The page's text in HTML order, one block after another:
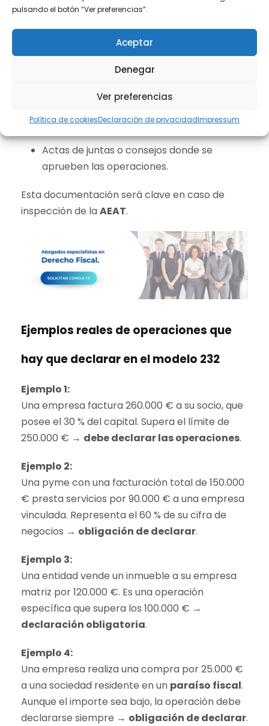
pulsando el botón “Ver preferencias”.
Aceptar
Denegar
Ver preferencias
Política de cookiesDeclaración de privacidadImpressum
documental:
Contratos y acuerdos firmados.
Informes de precios de transferencia.
Estudios de comparables y metodología
utilizada.
Actas de juntas o consejos donde se
aprueben las operaciones.
Esta documentación será clave en caso de
inspección de laAEAT.
Ejemplos reales de operaciones que
hay que declarar en el modelo 232
Ejemplo 1:
Una empresa factura 260.000 € a su socio, que
posee el 30 % del capital. Supera el límite de
250.000 € → debe declarar las operaciones.
Ejemplo 2:
Una pyme con una facturación total de 150.000
€ presta servicios por 90.000 € a una empresa
vinculada. Representa el 60 % de su cifra de
negocios → obligación de declarar.
Ejemplo 3:
Una entidad vende un inmueble a su empresa
matriz por 120.000 €. Es una operación
específica que supera los 100.000 € →
declaración obligatoria.
Ejemplo 4:
Una empresa realiza una compra por 25.000 €
a una sociedad residente en un paraíso fiscal.
Aunque el importe sea bajo, la operación debe
declararse siempre → obligación de declarar.